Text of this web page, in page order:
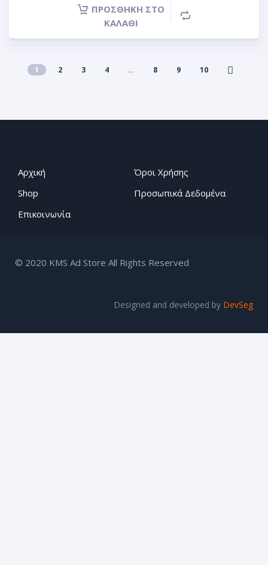
ΠΡΟΣΘΉΚΗ ΣΤΟ
ΚΑΛΆΘΙ
1 2 3 4 … 8 9 10
Αρχική
Shop
Επικοινωνία
Όροι Χρήσης
Προσωπικά Δεδομένα
© 2020 KMS Ad Store All Rights Reserved
Designed and developed by DevSeg